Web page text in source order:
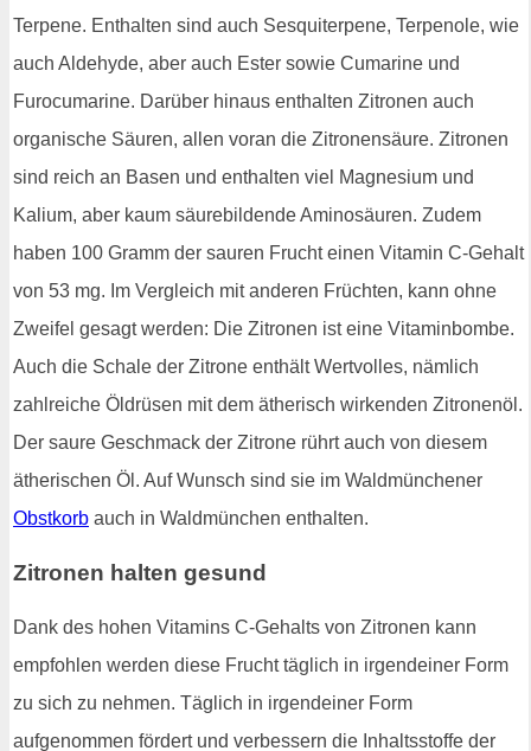
Terpene. Enthalten sind auch Sesquiterpene, Terpenole, wie
auch Aldehyde, aber auch Ester sowie Cumarine und
Furocumarine. Darüber hinaus enthalten Zitronen auch
organische Säuren, allen voran die Zitronensäure. Zitronen
sind reich an Basen und enthalten viel Magnesium und
Kalium, aber kaum säurebildende Aminosäuren. Zudem
haben 100 Gramm der sauren Frucht einen Vitamin C-Gehalt
von 53 mg. Im Vergleich mit anderen Früchten, kann ohne
Zweifel gesagt werden: Die Zitronen ist eine Vitaminbombe.
Auch die Schale der Zitrone enthält Wertvolles, nämlich
zahlreiche Öldrüsen mit dem ätherisch wirkenden Zitronenöl.
Der saure Geschmack der Zitrone rührt auch von diesem
ätherischen Öl. Auf Wunsch sind sie im Waldmünchener
Obstkorb auch in Waldmünchen enthalten.
Zitronen halten gesund
Dank des hohen Vitamins C-Gehalts von Zitronen kann
empfohlen werden diese Frucht täglich in irgendeiner Form
zu sich zu nehmen. Täglich in irgendeiner Form
aufgenommen fördert und verbessern die Inhaltsstoffe der